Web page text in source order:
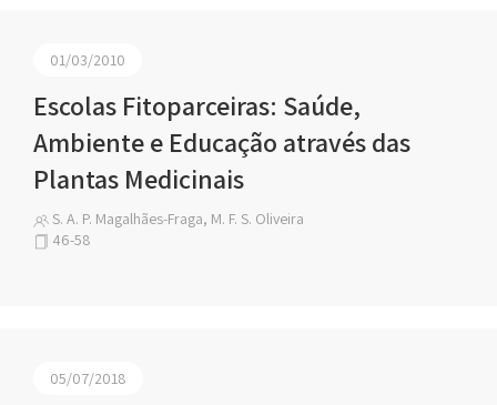
01/03/2010
Escolas Fitoparceiras: Saúde,
Ambiente e Educação através das
Plantas Medicinais
S. A. P. Magalhães-Fraga, M. F. S. Oliveira
46-58
05/07/2018